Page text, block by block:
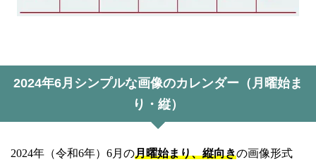
2024年6月シンプルな画像のカレンダー（月曜始ま
り・縦）
2024年（令和6年）6月の月曜始まり、縦向きの画像形式